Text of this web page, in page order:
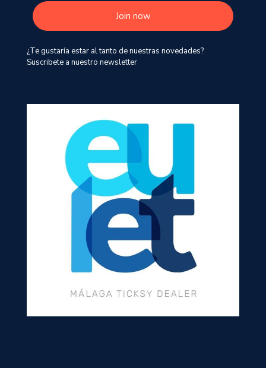
¿Te gustaría estar al tanto de nuestras novedades?
Suscribete a nuestro newsletter